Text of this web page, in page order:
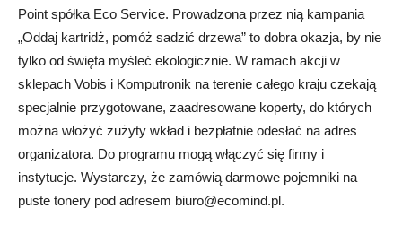
Point spółka Eco Service. Prowadzona przez nią kampania
„Oddaj kartridż, pomóż sadzić drzewa” to dobra okazja, by nie
tylko od święta myśleć ekologicznie. W ramach akcji w
sklepach Vobis i Komputronik na terenie całego kraju czekają
specjalnie przygotowane, zaadresowane koperty, do których
można włożyć zużyty wkład i bezpłatnie odesłać na adres
organizatora. Do programu mogą włączyć się firmy i
instytucje. Wystarczy, że zamówią darmowe pojemniki na
puste tonery pod adresem biuro@ecomind.pl.